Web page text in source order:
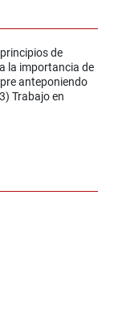
de
la importancia de
anteponiendo
Trabajo en